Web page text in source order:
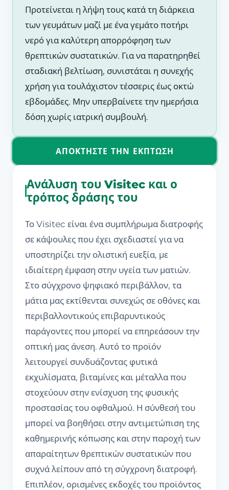
Προτείνεται η λήψη τους κατά τη διάρκεια
των γευμάτων μαζί με ένα γεμάτο ποτήρι
νερό για καλύτερη απορρόφηση των
θρεπτικών συστατικών. Για να παρατηρηθεί
σταδιακή βελτίωση, συνιστάται η συνεχής
χρήση για τουλάχιστον τέσσερις έως οκτώ
εβδομάδες. Μην υπερβαίνετε την ημερήσια
δόση χωρίς ιατρική συμβουλή.
ΑΠΟΚΤΉΣΤΕ ΤΗΝ ΈΚΠΤΩΣΗ
Ανάλυση του Visitec και ο
τρόπος δράσης του
Το Visitec είναι ένα συμπλήρωμα διατροφής
σε κάψουλες που έχει σχεδιαστεί για να
υποστηρίζει την ολιστική ευεξία, με
ιδιαίτερη έμφαση στην υγεία των ματιών.
Στο σύγχρονο ψηφιακό περιβάλλον, τα
μάτια μας εκτίθενται συνεχώς σε οθόνες και
περιβαλλοντικούς επιβαρυντικούς
παράγοντες που μπορεί να επηρεάσουν την
οπτική μας άνεση. Αυτό το προϊόν
λειτουργεί συνδυάζοντας φυτικά
εκχυλίσματα, βιταμίνες και μέταλλα που
στοχεύουν στην ενίσχυση της φυσικής
προστασίας του οφθαλμού. Η σύνθεσή του
μπορεί να βοηθήσει στην αντιμετώπιση της
καθημερινής κόπωσης και στην παροχή των
απαραίτητων θρεπτικών συστατικών που
συχνά λείπουν από τη σύγχρονη διατροφή.
Επιπλέον, ορισμένες εκδοχές του προϊόντος